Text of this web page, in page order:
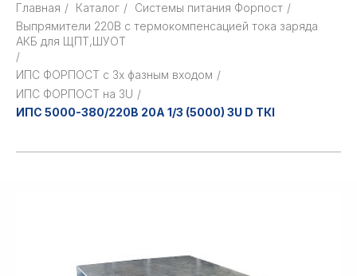
Главная / Каталог / Cистемы питания Форпост /
Выпрямители 220В с термокомпенсацией тока заряда
АКБ для ЩПТ,ШУОТ
/
ИПС ФОРПОСТ с 3х фазным входом /
ИПС ФОРПОСТ на 3U /
ИПС 5000-380/220В 20А 1/3 (5000) 3U D ТКI